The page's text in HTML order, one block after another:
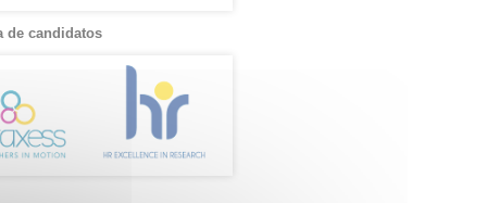
de candidatos